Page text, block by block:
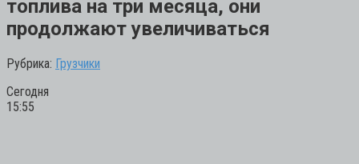
топлива на три месяца, они
продолжают увеличиваться
Рубрика: Грузчики
Сегодня
15:55